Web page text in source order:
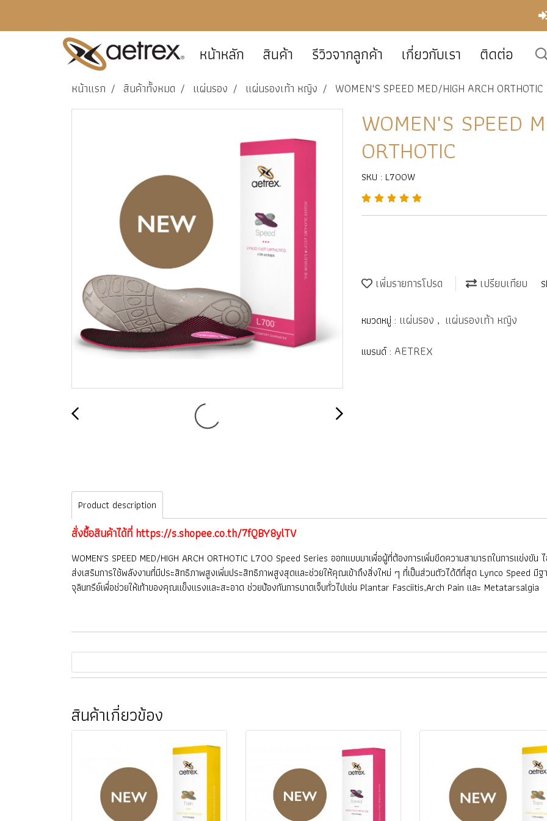
หน้าหลัก สินค้า รีวิวจากลูกค้า เกี่ยวกับเรา ติดต่อ
หน้าแรก สินค้าทั้งหมด แผ่นรอง แผ่นรองเท้า หญิง WOMEN'S SPEED MED/HIGH ARCH ORTHOTIC
WOMEN'S SPEED
ORTHOTIC
SKU : L700W
เพิ่มรายการโปรด เปรียบเทียบ
หมวดหมู่ : แผ่นรอง , แผ่นรองเท้า หญิง
แบรนด์ : AETREX
Product description
สั่งซื้อสินค้าได้ที่ https://s.shopee.co.th/7fQBY8ylTV
WOMEN'S SPEED MED/HIGH ARCH ORTHOTIC L700 Speed ​​Series ออกแบบมาเพื่อผู้ที่ต้องการเพิ่มขีดความสามารถในการแข่ง
ส่งเสริมการใช้พลังงานที่มีประสิทธิภาพสูงเพิ่มประสิทธิภาพสูงสุดและช่วยให้คุณเข้าถึงสิ่งใหม่ ๆ ที่เป็นส่วนตัวได้ดีที่สุด Lynco Speed ​​มีฐ
จุลินทรีย์เพื่อช่วยให้เท้าของคุณแข็งแรงและสะอาด ช่วยป้องกันการบาดเจ็บทั่วไปเช่น Plantar Fasciitis,Arch Pain และ Metatarsalgia
สินค้าเกี่ยวข้อง